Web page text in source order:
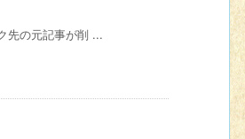
先の元記事が削 ...